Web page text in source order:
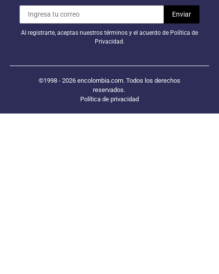
Al registrarte, aceptas nuestros términos y el acuerdo de Política de
Privacidad.
©1998 - 2026 encolombia.com. Todos los derechos
reservados.
Política de privacidad